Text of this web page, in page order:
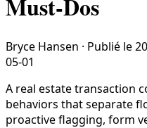
Must-Dos
Bryce Hansen · Publié le
05-01
A real estate transaction
behaviors that separate
proactive flagging, form